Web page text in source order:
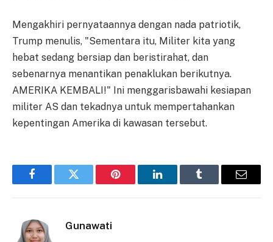
Mengakhiri pernyataannya dengan nada patriotik,
Trump menulis, "Sementara itu, Militer kita yang
hebat sedang bersiap dan beristirahat, dan
sebenarnya menantikan penaklukan berikutnya.
AMERIKA KEMBALI!" Ini menggarisbawahi kesiapan
militer AS dan tekadnya untuk mempertahankan
kepentingan Amerika di kawasan tersebut.
FacebookTwitter Pinterest LinkedInTumblr Email
Gunawati